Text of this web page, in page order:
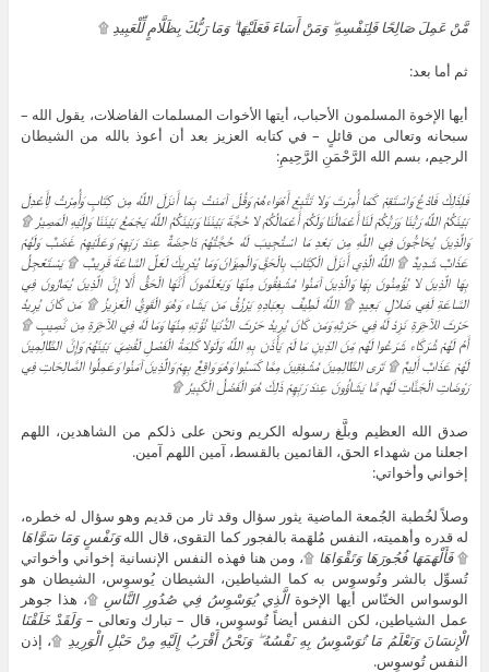
مَّنْ عَمِلَ صَالِحًا فَلِنَفْسِهِ ۖ وَمَنْ أَسَاءَ فَعَلَيْهَا ۗ وَمَا رَبُّكَ بِظَلَّامٍ لِّلْعَبِيدِ ۩
ثم أما بعد:
أيها الإخوة المسلمون الأحباب، أيتها الأخوات المسلمات الفاضلات، يقول الله –
سبحانه وتعالى من قائلٍ – في كتابه العزيز بعد أن أعوذ بالله من الشيطان
الرجيم، بسم الله الرَّحْمَنِ الرَّحِيمِ:
فَلِذَلِكَ فَادْعُ وَاسْتَقِمْ كَمَا أُمِرْتَ وَلا تَتَّبِعْ أَهْوَاءهُمْ وَقُلْ آمَنتُ بِمَا أَنزَلَ اللَّهُ مِن كِتَابٍ وَأُمِرْتُ لِأَعْدِلَ
بَيْنَكُمُ اللَّهُ رَبُّنَا وَرَبُّكُمْ لَنَا أَعْمَالُنَا وَلَكُمْ أَعْمَالُكُمْ لا حُجَّةَ بَيْنَنَا وَبَيْنَكُمُ اللَّهُ يَجْمَعُ بَيْنَنَا وَإِلَيْهِ الْمَصِيرُ ۩
وَالَّذِينَ يُحَاجُّونَ فِي اللَّهِ مِن بَعْدِ مَا اسْتُجِيبَ لَهُ حُجَّتُهُمْ دَاحِضَةٌ عِندَ رَبِّهِمْ وَعَلَيْهِمْ غَضَبٌ وَلَهُمْ
عَذَابٌ شَدِيدٌ ۩ اللَّهُ الَّذِي أَنزَلَ الْكِتَابَ بِالْحَقِّ وَالْمِيزَانَ وَمَا يُدْرِيكَ لَعَلَّ السَّاعَةَ قَرِيبٌ ۩ يَسْتَعْجِلُ
بِهَا الَّذِينَ لا يُؤْمِنُونَ بِهَا وَالَّذِينَ آمَنُوا مُشْفِقُونَ مِنْهَا وَيَعْلَمُونَ أَنَّهَا الْحَقُّ أَلا إِنَّ الَّذِينَ يُمَارُونَ فِي
السَّاعَةِ لَفِي ضَلالٍ بَعِيدٍ ۩ اللَّهُ لَطِيفٌ بِعِبَادِهِ يَرْزُقُ مَن يَشَاء وَهُوَ الْقَوِيُّ الْعَزِيزُ ۩ مَن كَانَ يُرِيدُ
حَرْثَ الآخِرَةِ نَزِدْ لَهُ فِي حَرْثِهِ وَمَن كَانَ يُرِيدُ حَرْثَ الدُّنْيَا نُؤْتِهِ مِنْهَا وَمَا لَهُ فِي الآخِرَةِ مِن نَّصِيبٍ ۩
أَمْ لَهُمْ شُرَكَاء شَرَعُوا لَهُم مِّنَ الدِّينِ مَا لَمْ يَأْذَن بِهِ اللَّهُ وَلَوْلا كَلِمَةُ الْفَصْلِ لَقُضِيَ بَيْنَهُمْ وَإِنَّ الظَّالِمِينَ
لَهُمْ عَذَابٌ أَلِيمٌ ۩ تَرَى الظَّالِمِينَ مُشْفِقِينَ مِمَّا كَسَبُوا وَهُوَ وَاقِعٌ بِهِمْ وَالَّذِينَ آمَنُوا وَعَمِلُوا الصَّالِحَاتِ فِي
رَوْضَاتِ الْجَنَّاتِ لَهُم مَّا يَشَاؤُونَ عِندَ رَبِّهِمْ ذَلِكَ هُوَ الْفَضْلُ الْكَبِيرُ ۩
صدق الله العظيم وبلَّغ رسوله الكريم ونحن على ذلكم من الشاهدين، اللهم
اجعلنا من شهداء الحق، القائمين بالقسط، آمين اللهم آمين.
إخواني وأخواتي:
وصلاً لخُطبة الجُمعة الماضية يثور سؤال وقد ثار من قديم وهو سؤال له خطره،
له قدره وأهميته، النفس مُلهَمة بالفجور كما التقوى، قال اللهوَنَفْسٍ وَمَا سَوَّاهَا
۩فَأَلْهَمَهَا فُجُورَهَا وَتَقْوَاهَا ۩، ومن هنا فهذه النفس الإنسانية إخواني وأخواتي
تُسوِّل بالشر وتُوسوِس به كما الشياطين، الشيطان يُوسوِس، الشيطان هو
الوسواس الخنّاس أيها الإخوةالَّذِي يُوَسْوِسُ فِي صُدُورِ النَّاسِ ۩، هذا جوهر
عمل الشياطين، لكن النفس أيضاً تُوسوِس، قال – تبارك وتعالى –وَلَقَدْ خَلَقْنَا
الْإِنسَانَ وَنَعْلَمُ مَا تُوَسْوِسُ بِهِ نَفْسُهُ ۖ وَنَحْنُ أَقْرَبُ إِلَيْهِ مِنْ حَبْلِ الْوَرِيدِ ۩، إذن
النفس تُوسوِس.